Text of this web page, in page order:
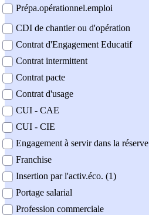
Prépa.opérationnel.emploi
CDI de chantier ou d'opération
Contrat d'Engagement Educatif
Contrat intermittent
Contrat pacte
Contrat d'usage
CUI - CAE
CUI - CIE
Engagement à servir dans la réserve
Franchise
Insertion par l'activ.éco. (1)
Portage salarial
Profession commerciale